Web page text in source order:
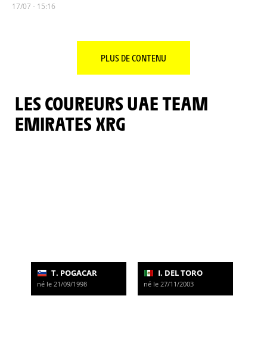
17/07 - 15:16
PLUS DE CONTENU
LES COUREURS UAE TEAM
EMIRATES XRG
T. POGACAR
né le 21/09/1998
I. DEL TORO
né le 27/11/2003